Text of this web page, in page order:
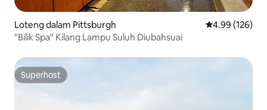
Loteng dalam Pittsburgh Penarafan
4.99 (126)
"Bilik Spa" Kilang Lampu Suluh Diubahsuai
Superhost
Superhost